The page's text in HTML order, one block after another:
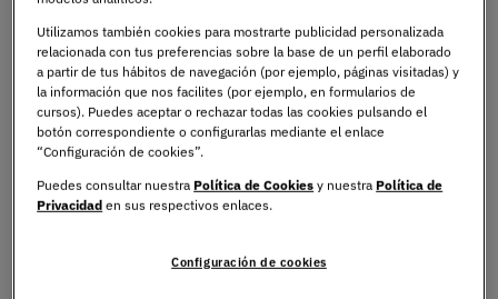
¿Qué hay que estudiar para
ser abogado?
Un abogado es una persona que tiene pleno
conocimiento de las leyes, es capaz de aplicarlas e
terminar convirtiéndote en abogado o incluso en asesor
Utilizamos también cookies para mostrarte publicidad personalizada
relacionada con tus preferencias sobre la base de un perfil elaborado
a partir de tus hábitos de navegación (por ejemplo, páginas visitadas) y
la información que nos facilites (por ejemplo, en formularios de
cursos). Puedes aceptar o rechazar todas las cookies pulsando el
botón correspondiente o configurarlas mediante el enlace
“Configuración de cookies”.
Puedes consultar nuestra Política de Cookies y nuestra Política de
Privacidad en sus respectivos enlaces.
Configuración de cookies